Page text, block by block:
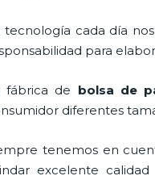
tecnología cada día
para
fábrica de bolsa de
diferentes
tenemos en
excelente